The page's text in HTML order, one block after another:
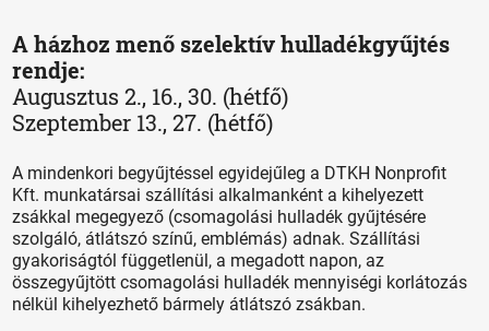
A házhoz menő szelektív hulladékgyűjtés
rendje:
Augusztus 2., 16., 30. (hétfő)
Szeptember 13., 27. (hétfő)
A mindenkori begyűjtéssel egyidejűleg a DTKH Nonprofit
Kft. munkatársai szállítási alkalmanként a kihelyezett
zsákkal megegyező (csomagolási hulladék gyűjtésére
szolgáló, átlátszó színű, emblémás) adnak. Szállítási
gyakoriságtól függetlenül, a megadott napon, az
összegyűjtött csomagolási hulladék mennyiségi korlátozás
nélkül kihelyezhető bármely átlátszó zsákban.